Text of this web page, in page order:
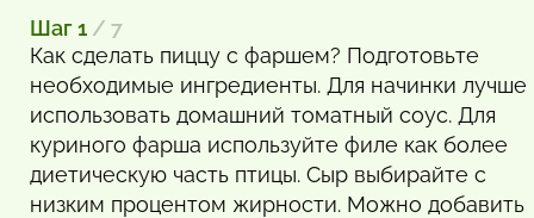
Шаг 1 / 7
Как сделать пиццу с фаршем? Подготовьте
необходимые ингредиенты. Для начинки лучше
использовать домашний томатный соус. Для
куриного фарша используйте филе как более
диетическую часть птицы. Сыр выбирайте с
низким процентом жирности. Можно добавить